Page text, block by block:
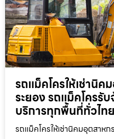
รถแม็คโครให้เช่านิ
ระยอง รถแม็คโครรับ
บริการทุกพื้นที่ทั่วไท
รถแม็คโครให้เช่านิคมอุตสาห